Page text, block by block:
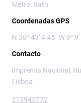
Metro: Rato
Coordenadas GPS
N 38º 43' 4.45" W 9º
Contacto
Imprensa Nacional,
Lisboa
213945772